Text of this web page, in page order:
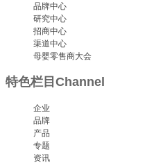
品牌中心
研究中心
招商中心
渠道中心
母婴零售商大会
特色栏目 Channel
企业
品牌
产品
专题
资讯